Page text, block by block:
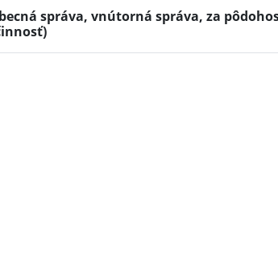
správa, vnútorná správa, za